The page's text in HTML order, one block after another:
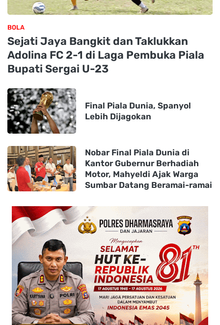
BOLA
Sejati Jaya Bangkit dan Taklukkan
Adolina FC 2-1 di Laga Pembuka Piala
Bupati Sergai U-23
Final Piala Dunia, Spanyol
Lebih Dijagokan
Nobar Final Piala Dunia di
Kantor Gubernur Berhadiah
Motor, Mahyeldi Ajak Warga
Sumbar Datang Beramai-ramai